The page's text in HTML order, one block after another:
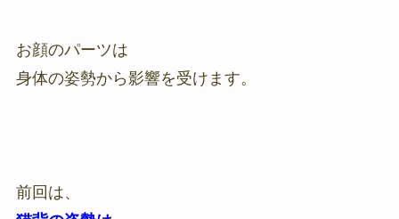
お顔のパーツは
身体の姿勢から影響を受けます。
前回は、